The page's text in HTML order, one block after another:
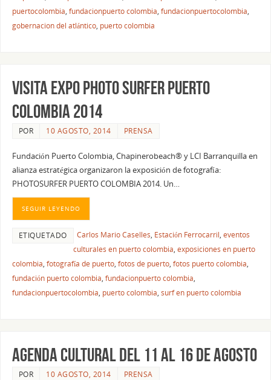
puertocolombia, fundacionpuerto colombia, fundacionpuertocolombia,
gobernacion del atlántico, puerto colombia
VISITA EXPO PHOTO SURFER PUERTO
COLOMBIA 2014
POR 10 AGOSTO, 2014 PRENSA
Fundación Puerto Colombia, Chapinerobeach® y LCI Barranquilla en
alianza estratégica organizaron la exposición de fotografía:
PHOTOSURFER PUERTO COLOMBIA 2014. Un…
SEGUIR LEYENDO
ETIQUETADO Carlos Mario Caselles, Estación Ferrocarril, eventos
culturales en puerto colombia, exposiciones en puerto
colombia, fotografía de puerto, fotos de puerto, fotos puerto colombia,
fundación puerto colombia, fundacionpuerto colombia,
fundacionpuertocolombia, puerto colombia, surf en puerto colombia
AGENDA CULTURAL DEL 11 AL 16 DE AGOSTO
POR 10 AGOSTO, 2014 PRENSA